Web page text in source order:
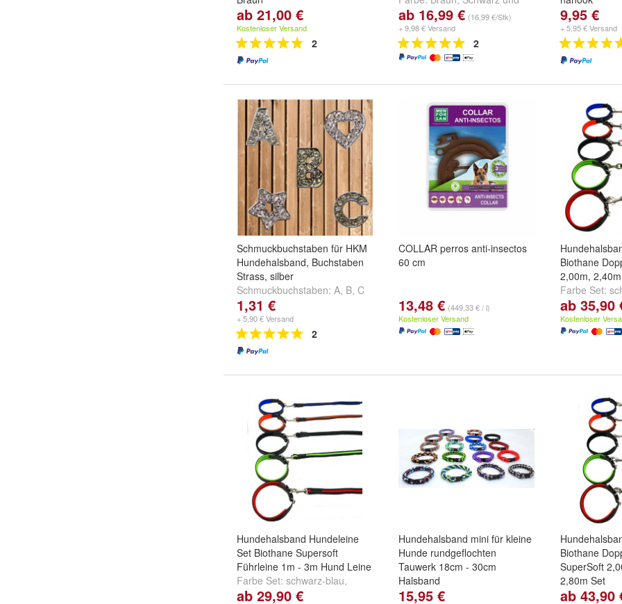
Produktart:8mm 33-37cm
8mm 38-42cm,10mm 41-
46cmundweitere ...
ab 21,00 €
Kostenloser Versand
2
Cognac
ab 16,99 € (16,99 €/Stk)
+ 9,98 € Versand
2
Farbe:blau
9,95 €
+ 5,95 € Versand
Schmuckbuchstaben für HKM
Hundehalsband, Buchstaben
Strass, silber
Schmuckbuchstaben: A, B, C
undweitere ...
1,31 €
+ 5,90 € Versand
2
COLLAR perros anti-insectos
60 cm
13,48 € (449,33 € / l)
Kostenloser Versand
Biothane
2,00m,
Farbe Set:
schwarz-
weitere ...
ab 35,90
Kostenloser
Hundehalsband Hundeleine
Set Biothane Supersoft
Führleine 1m - 3m Hund Leine
Farbe Set: schwarz-blau,
schwarz-orange
ab 29,90 €
Hundehalsband mini für kleine
Hunde rundgeflochten
Tauwerk 18cm - 30cm
Halsband
Farbe:Florida
15,95 €
Biothane
SuperSoft
2,80m Set
Farbe Set:
ab 43,90